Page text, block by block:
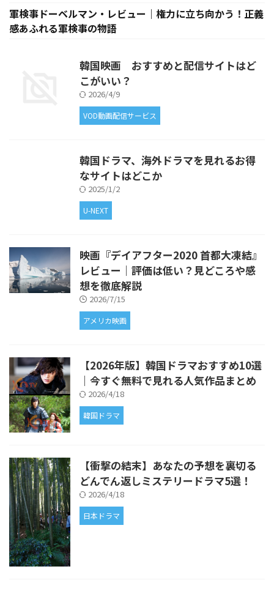
軍検事ドーベルマン・レビュー｜権力に立ち向かう！正義
感あふれる軍検事の物語
韓国映画 おすすめと配信サイトはど
こがいい？
2026/4/9
VOD動画配信サービス
韓国ドラマ、海外ドラマを見れるお得
なサイトはどこか
2025/1/2
U-NEXT
映画『デイアフター2020 首都大凍結』
レビュー｜評価は低い？見どころや感
想を徹底解説
2026/7/15
アメリカ映画
【2026年版】韓国ドラマおすすめ10選
｜今すぐ無料で見れる人気作品まとめ
2026/4/18
韓国ドラマ
【衝撃の結末】あなたの予想を裏切る
どんでん返しミステリードラマ5選！
2026/4/18
日本ドラマ